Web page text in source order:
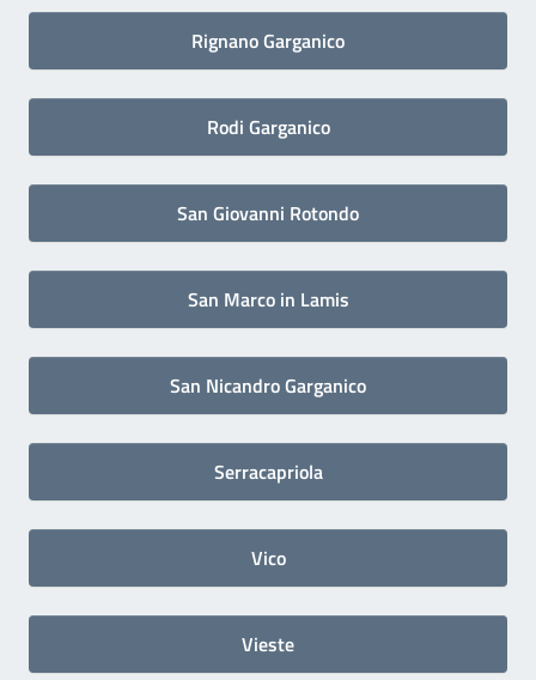
Rignano Garganico
Rodi Garganico
San Giovanni Rotondo
San Marco in Lamis
San Nicandro Garganico
Serracapriola
Vico
Vieste